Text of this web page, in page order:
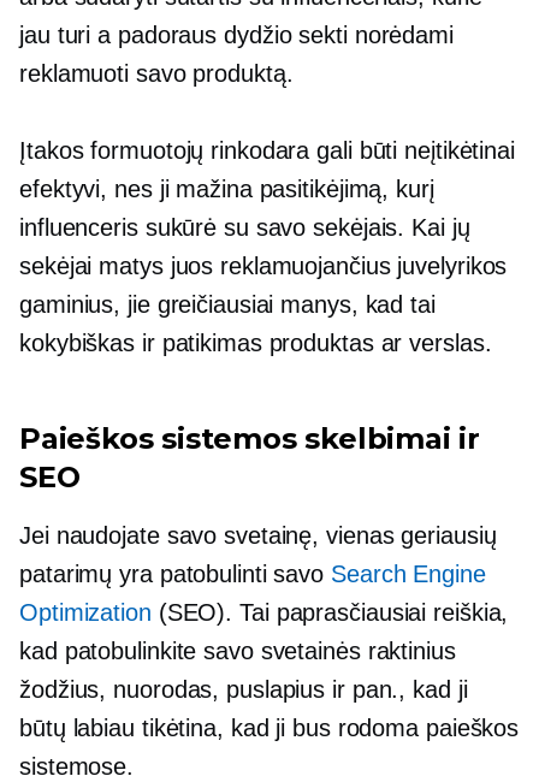
jau turi a padoraus dydžiosekti norėdami
reklamuoti savo produktą.
Įtakos formuotojų rinkodara gali būti neįtikėtinai
efektyvi, nes ji mažina pasitikėjimą, kurį
influenceris sukūrė su savo sekėjais. Kai jų
sekėjai matys juos reklamuojančius juvelyrikos
gaminius, jie greičiausiai manys, kad tai
kokybiškas ir patikimas produktas ar verslas.
Paieškos sistemos skelbimai ir
SEO
Jei naudojate savo svetainę, vienas geriausių
patarimų yra patobulinti savo Search Engine
Optimization (SEO). Tai paprasčiausiai reiškia,
kad patobulinkite savo svetainės raktinius
žodžius, nuorodas, puslapius ir pan., kad ji
būtų labiau tikėtina, kad ji bus rodoma paieškos
sistemose.